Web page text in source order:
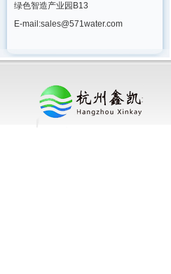
绿色智造产业园B13
E-mail:sales@571water.com